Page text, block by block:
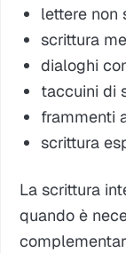
lettere non
scrittura
dialoghi
taccuini di
frammenti
scrittura
La scrittura
quando è